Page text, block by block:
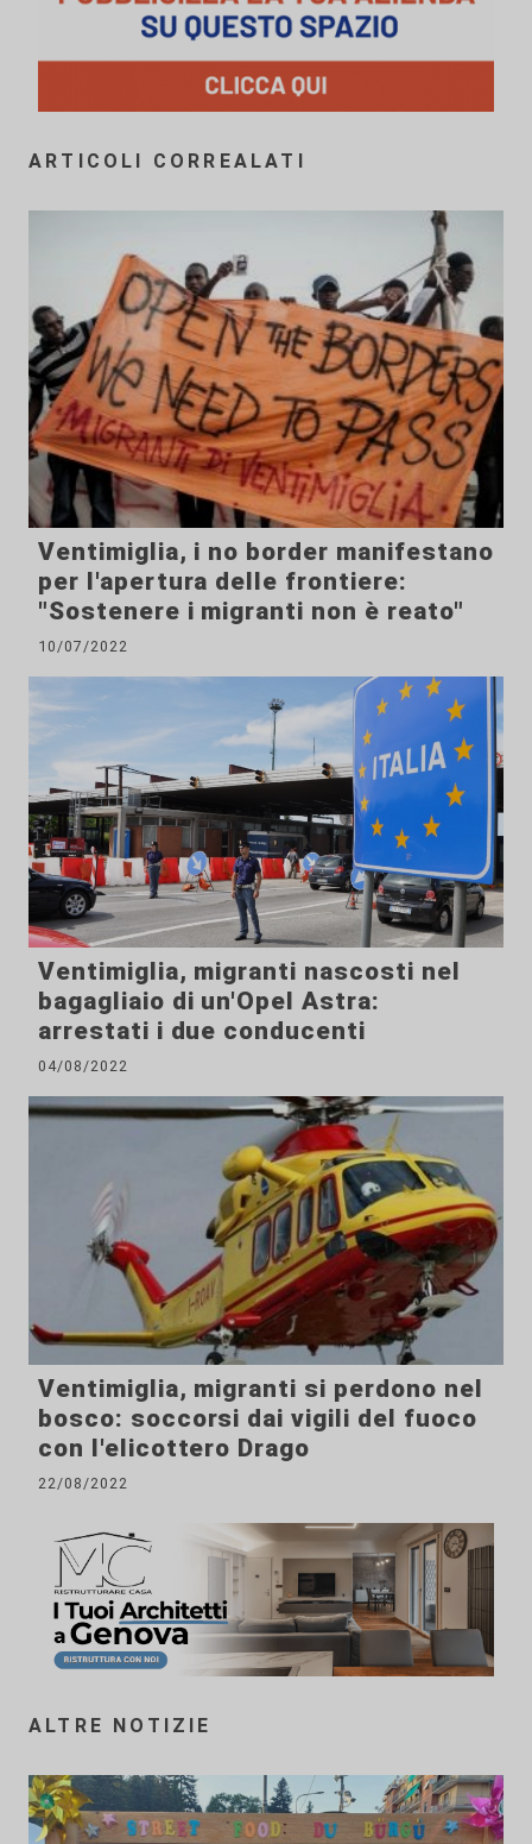
ARTICOLI CORREALATI
Ventimiglia, i no border manifestano
per l'apertura delle frontiere:
"Sostenere i migranti non è reato"
10/07/2022
Ventimiglia, migranti nascosti nel
bagagliaio di un'Opel Astra:
arrestati i due conducenti
04/08/2022
Ventimiglia, migranti si perdono nel
bosco: soccorsi dai vigili del fuoco
con l'elicottero Drago
22/08/2022
ALTRE NOTIZIE